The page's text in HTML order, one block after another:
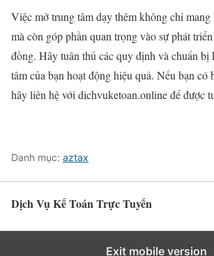
Việc mở trung tâm dạy thêm không chỉ
mà còn góp phần quan trọng vào sự phát
đồng. Hãy tuân thủ các quy định và chuẩn
tâm của bạn hoạt động hiệu quả. Nếu bạn có
hãy liên hệ với dichvuketoan.online để được
Danh mục: aztax
Dịch Vụ Kế Toán Trực Tuyến
Exit mobile version